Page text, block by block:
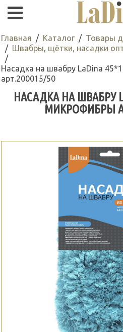
Главная Каталог
Товары
Швабры, щётки, насадки
Насадка на швабру LaDina
арт.200015/50
НАСАДКА НА ШВАБРУ
МИКРОФИБРЫ